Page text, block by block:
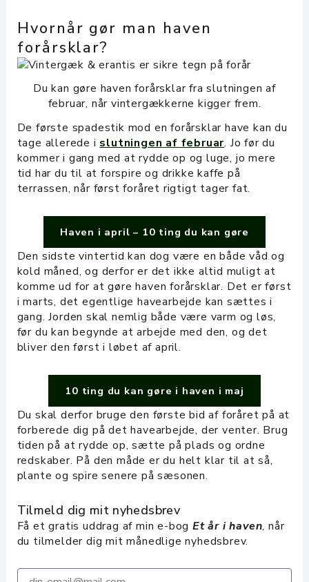
Hvornår gør man haven
forårsklar?
Du kan gøre haven forårsklar fra slutningen af
februar, når vintergækkerne kigger frem.
De første spadestik mod en forårsklar have kan du
tage allerede i slutningen af februar. Jo før du
kommer i gang med at rydde op og luge, jo mere
tid har du til at forspire og drikke kaffe på
terrassen, når først foråret rigtigt tager fat.
Haven i april – 10 ting du kan gøre
Den sidste vintertid kan dog være en både våd og
kold måned, og derfor er det ikke altid muligt at
komme ud for at gøre haven forårsklar. Det er først
i marts, det egentlige havearbejde kan sættes i
gang. Jorden skal nemlig både være varm og løs,
før du kan begynde at arbejde med den, og det
bliver den først i løbet af april.
10 ting du kan gøre i haven i maj
Du skal derfor bruge den første bid af foråret på at
forberede dig på det havearbejde, der venter. Brug
tiden på at rydde op, sætte på plads og ordne
redskaber. På den måde er du helt klar til at så,
plante og spire senere på sæsonen.
Tilmeld dig mit nyhedsbrev
Få et gratis uddrag af min e-bogEt år i haven, når
du tilmelder dig mit månedlige nyhedsbrev.
Email